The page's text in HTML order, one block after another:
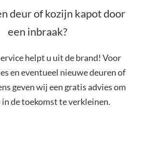
deur of kozijn kapot door
een inbraak?
helpt u uit de brand! Voor
en eventueel nieuwe deuren of
geven wij een gratis advies om
de toekomst te verkleinen.